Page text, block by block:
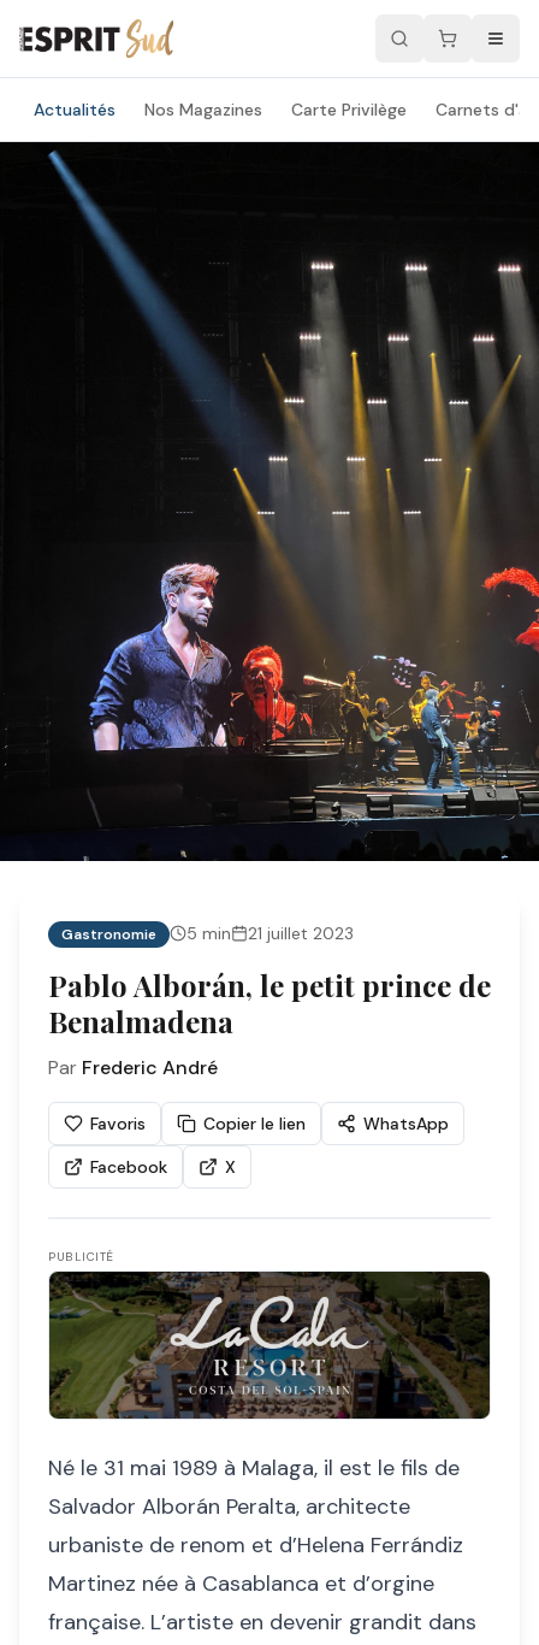
Actualités Nos Magazines Carte Privilège Carnets
Gastronomie 5 min 21 juillet 2023
Pablo Alborán, le petit prince de
Benalmadena
Par Frederic André
Favoris Copier le lien
WhatsApp
Facebook
X
PUBLICITÉ
Né le 31 mai 1989 à Malaga, il est le fils de
Salvador Alborán Peralta, architecte
urbaniste de renom et d’Helena Ferrándiz
Martinez née à Casablanca et d’orgine
française. L’artiste en devenir grandit dans